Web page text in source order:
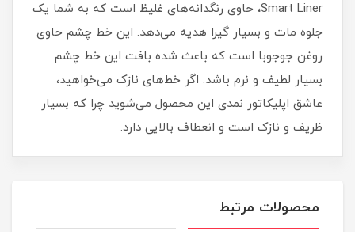
Smart Liner، حاوی رنگدانه‌های غلیظ است که به شما یک
جلوه مات و بسیار گیرا هدیه می‌دهد. این خط چشم حاوی
روغن جوجوبا است که باعث شده بافت این خط چشم
بسیار لطیف و نرم باشد. اگر خط‌های نازک می‌خواهید،
عاشق اپلیکاتور نمدی این محصول می‌شوید چرا که بسیار
ظریف و نازک است و انعطاف بالایی دارد.
محصولات مرتبط